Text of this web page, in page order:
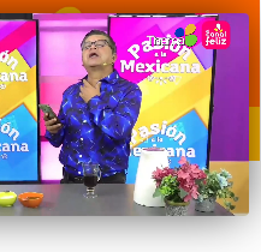
CULTURA